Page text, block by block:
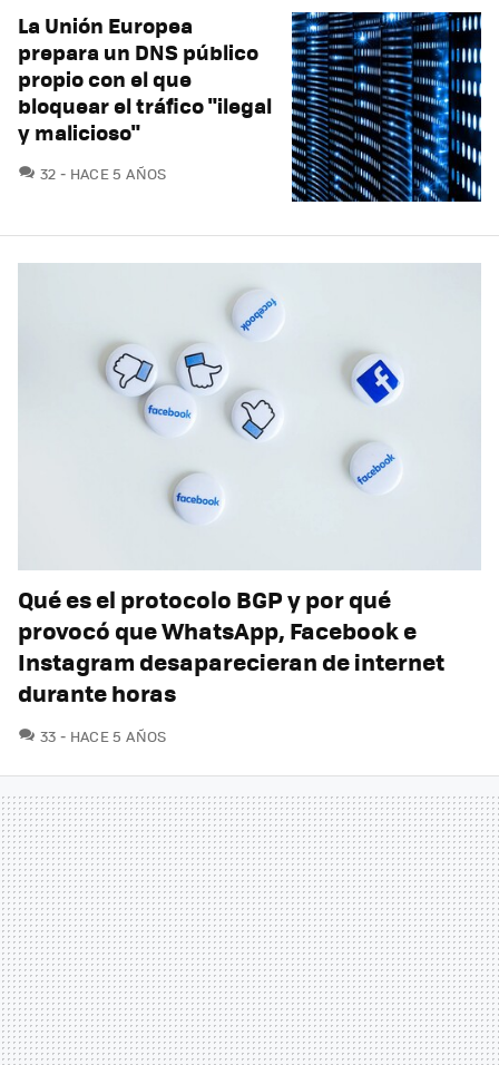
La Unión Europea
prepara un DNS público
propio con el que
bloquear el tráfico "ilegal
y malicioso"
32 COMENTARIOS
HACE 5 AÑOS
Qué es el protocolo BGP y por qué
provocó que WhatsApp, Facebook e
Instagram desaparecieran de internet
durante horas
33 COMENTARIOS
HACE 5 AÑOS